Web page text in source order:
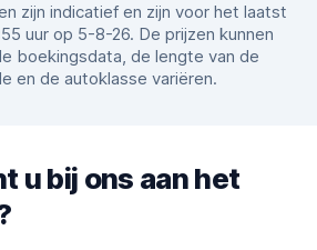
zijn indicatief en zijn voor het laatst
uur op 5-8-26. De prijzen kunnen
boekingsdata, de lengte van de
en de autoklasse variëren.
u bij ons aan het